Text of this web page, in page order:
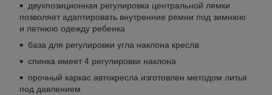
двухпозиционная регулировка центральной лямки
позволяет адаптировать внутренние ремни под зимнюю
и летнюю одежду ребенка
база для регулировки угла наклона кресла
спинка имеет 4 регулировки наклона
прочный каркас автокресла изготовлен методом литья
под давлением